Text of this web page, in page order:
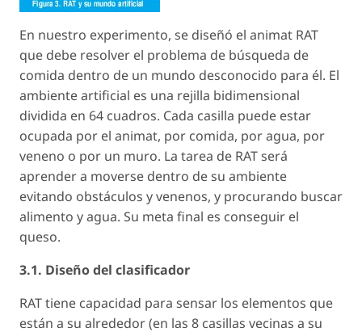
En nuestro experimento, se diseñó el animat RAT
que debe resolver el problema de búsqueda de
comida dentro de un mundo desconocido para él. El
ambiente artificial es una rejilla bidimensional
dividida en 64 cuadros. Cada casilla puede estar
ocupada por el animat, por comida, por agua, por
veneno o por un muro. La tarea de RAT será
aprender a moverse dentro de su ambiente
evitando obstáculos y venenos, y procurando buscar
alimento y agua. Su meta final es conseguir el
queso.
3.1. Diseño del clasificador
RAT tiene capacidad para sensar los elementos que
están a su alrededor (en las 8 casillas vecinas a su